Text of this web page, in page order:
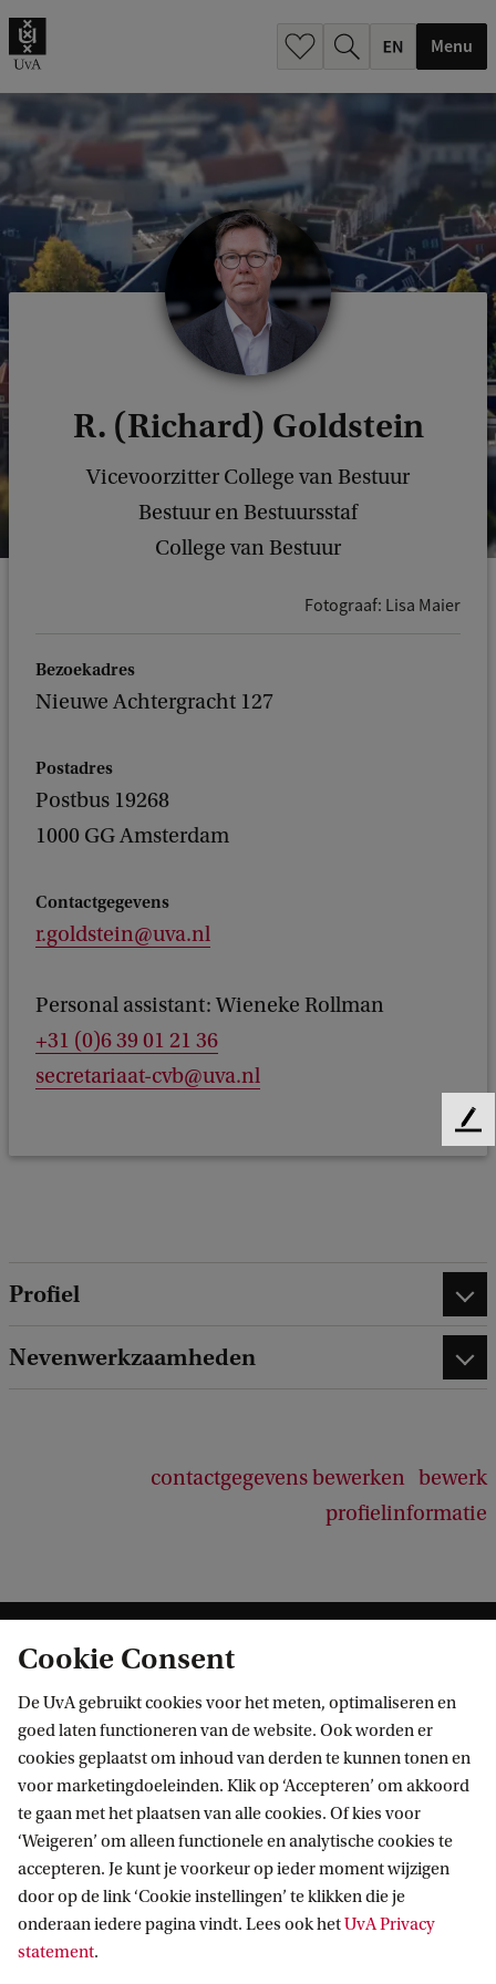
Menu
R. (Richard) Goldstein
Vicevoorzitter College van Bestuur
Bestuur en Bestuursstaf
College van Bestuur
Fotograaf: Lisa Maier
Bezoekadres
Nieuwe Achtergracht 127
Postadres
Postbus 19268
1000 GG Amsterdam
Contactgegevens
r.goldstein@uva.nl
Personal assistant: Wieneke Rollman
+31 (0)6 39 01 21 36
secretariaat-cvb@uva.nl
Profiel
Nevenwerkzaamheden
contactgegevens bewerken bewerk
profielinformatie
Informatie voor
Bachelorstudiekiezers
Masterstudiekiezers
UvA-studenten
Medewerkers
Journalisten
Direct naar
Webmail
Bibliotheek
Vacatures
Contact
Cookie Consent
De UvA gebruikt cookies voor het meten, optimaliseren en
goed laten functioneren van de website. Ook worden er
cookies geplaatst om inhoud van derden te kunnen tonen en
voor marketingdoeleinden. Klik op ‘Accepteren’ om akkoord
te gaan met het plaatsen van alle cookies. Of kies voor
‘Weigeren’ om alleen functionele en analytische cookies te
accepteren. Je kunt je voorkeur op ieder moment wijzigen
door op de link ‘Cookie instellingen’ te klikken die je
onderaan iedere pagina vindt. Lees ook hetUvA Privacy
statement.
F
e
c
k